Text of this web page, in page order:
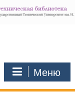
Меню